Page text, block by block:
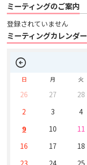
ミーティングのご案内
登録されていません
ミーティングカレンダー
arrow_circle_left
日 月 火
26 27 28
2
3 4
9
10 11
16
17 18